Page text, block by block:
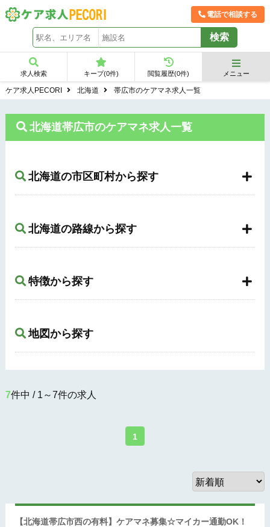
電話で相談する
求人検索 キープ(0件) 閲覧履歴(0件) メニュー
ケア求人PECORI 北海道 帯広市のケアマネ求人一覧
北海道帯広市のケアマネ求人一覧
北海道の市区町村から探す
北海道の路線から探す
特徴から探す
地図から探す
7件中 / 1～7件の求人
1
【北海道帯広市西の有料】ケアマネ募集☆マイカー通勤OK！